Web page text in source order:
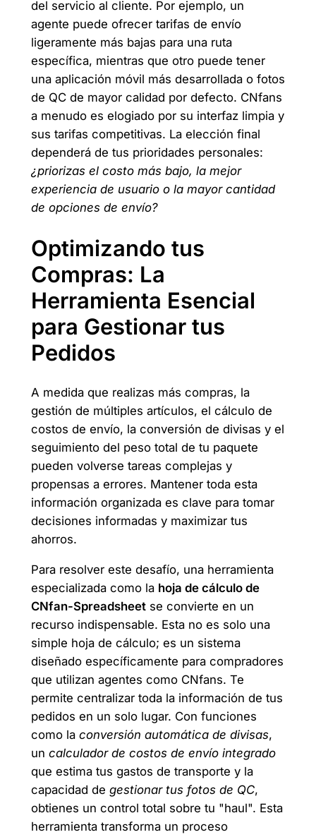
del servicio al cliente. Por ejemplo, un
agente puede ofrecer tarifas de envío
ligeramente más bajas para una ruta
específica, mientras que otro puede tener
una aplicación móvil más desarrollada o fotos
de QC de mayor calidad por defecto. CNfans
a menudo es elogiado por su interfaz limpia y
sus tarifas competitivas. La elección final
dependerá de tus prioridades personales:
¿priorizas el costo más bajo, la mejor
experiencia de usuario o la mayor cantidad
de opciones de envío?
Optimizando tus
Compras: La
Herramienta Esencial
para Gestionar tus
Pedidos
A medida que realizas más compras, la
gestión de múltiples artículos, el cálculo de
costos de envío, la conversión de divisas y el
seguimiento del peso total de tu paquete
pueden volverse tareas complejas y
propensas a errores. Mantener toda esta
información organizada es clave para tomar
decisiones informadas y maximizar tus
ahorros.
Para resolver este desafío, una herramienta
especializada como la hoja de cálculo de
CNfan-Spreadsheetse convierte en un
recurso indispensable. Esta no es solo una
simple hoja de cálculo; es un sistema
diseñado específicamente para compradores
que utilizan agentes como CNfans. Te
permite centralizar toda la información de tus
pedidos en un solo lugar. Con funciones
como la conversión automática de divisas,
un calculador de costos de envío integrado
que estima tus gastos de transporte y la
capacidad de gestionar tus fotos de QC,
obtienes un control total sobre tu "haul". Esta
herramienta transforma un proceso